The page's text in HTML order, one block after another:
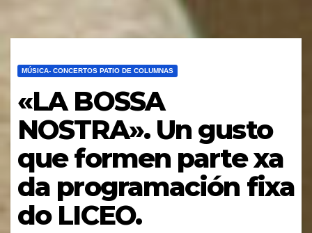
MÚSICA- CONCERTOS PATIO DE COLUMNAS
«LA BOSSA
NOSTRA». Un gusto
que formen parte xa
da programación fixa
do LICEO.